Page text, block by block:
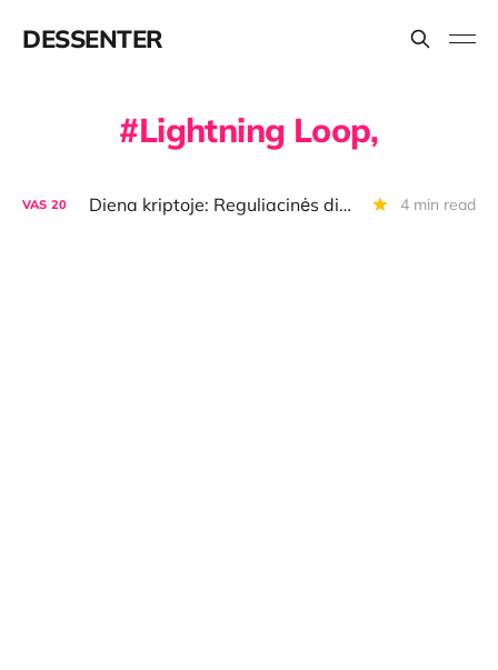
DESSENTER
Lightning Loop,
VAS 20 Diena kriptoje: Reguliacinės dinamikos, dėmesys ETH, BTC pauzė, SBF linkėjimai iš kalėjimo 4 min read